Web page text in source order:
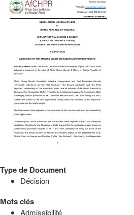
Type de Document
Décision
Mots clés
Admissibilité